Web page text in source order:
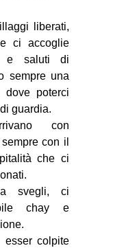
liberati,
ci accoglie
e saluti di
sempre una
poterci
guardia.
con
con il
che ci
svegli, ci
chay e
esser colpite